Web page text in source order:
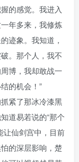
的感觉。我进入
年多来，我修炼
迹象。我知道，
。那个人，我不
博，我却敢战一
的机会！”
紧了那冰冷漆黑
道易若说的“那个
让仙剑宫中，目前
的深层影响，楚